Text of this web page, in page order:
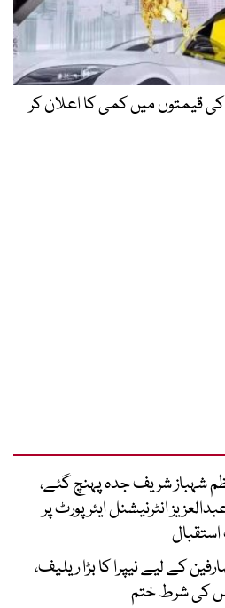
قیمتوں میں کمی کا اعلان کر
شہباز شریف جدہ پہنچ گئے،
انٹرنیشنل ایئر پورٹ پر
کے لیے نیپرا کا بڑا ریلیف،
کی شرط ختم